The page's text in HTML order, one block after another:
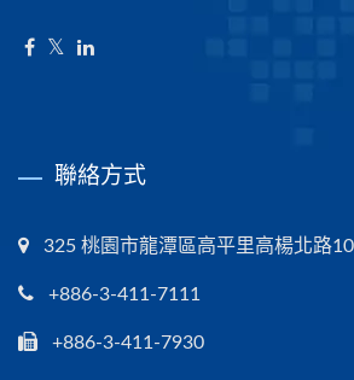
聯絡方式
325 桃園市龍潭區高平里高楊北路
+886-3-411-7111
+886-3-411-7930